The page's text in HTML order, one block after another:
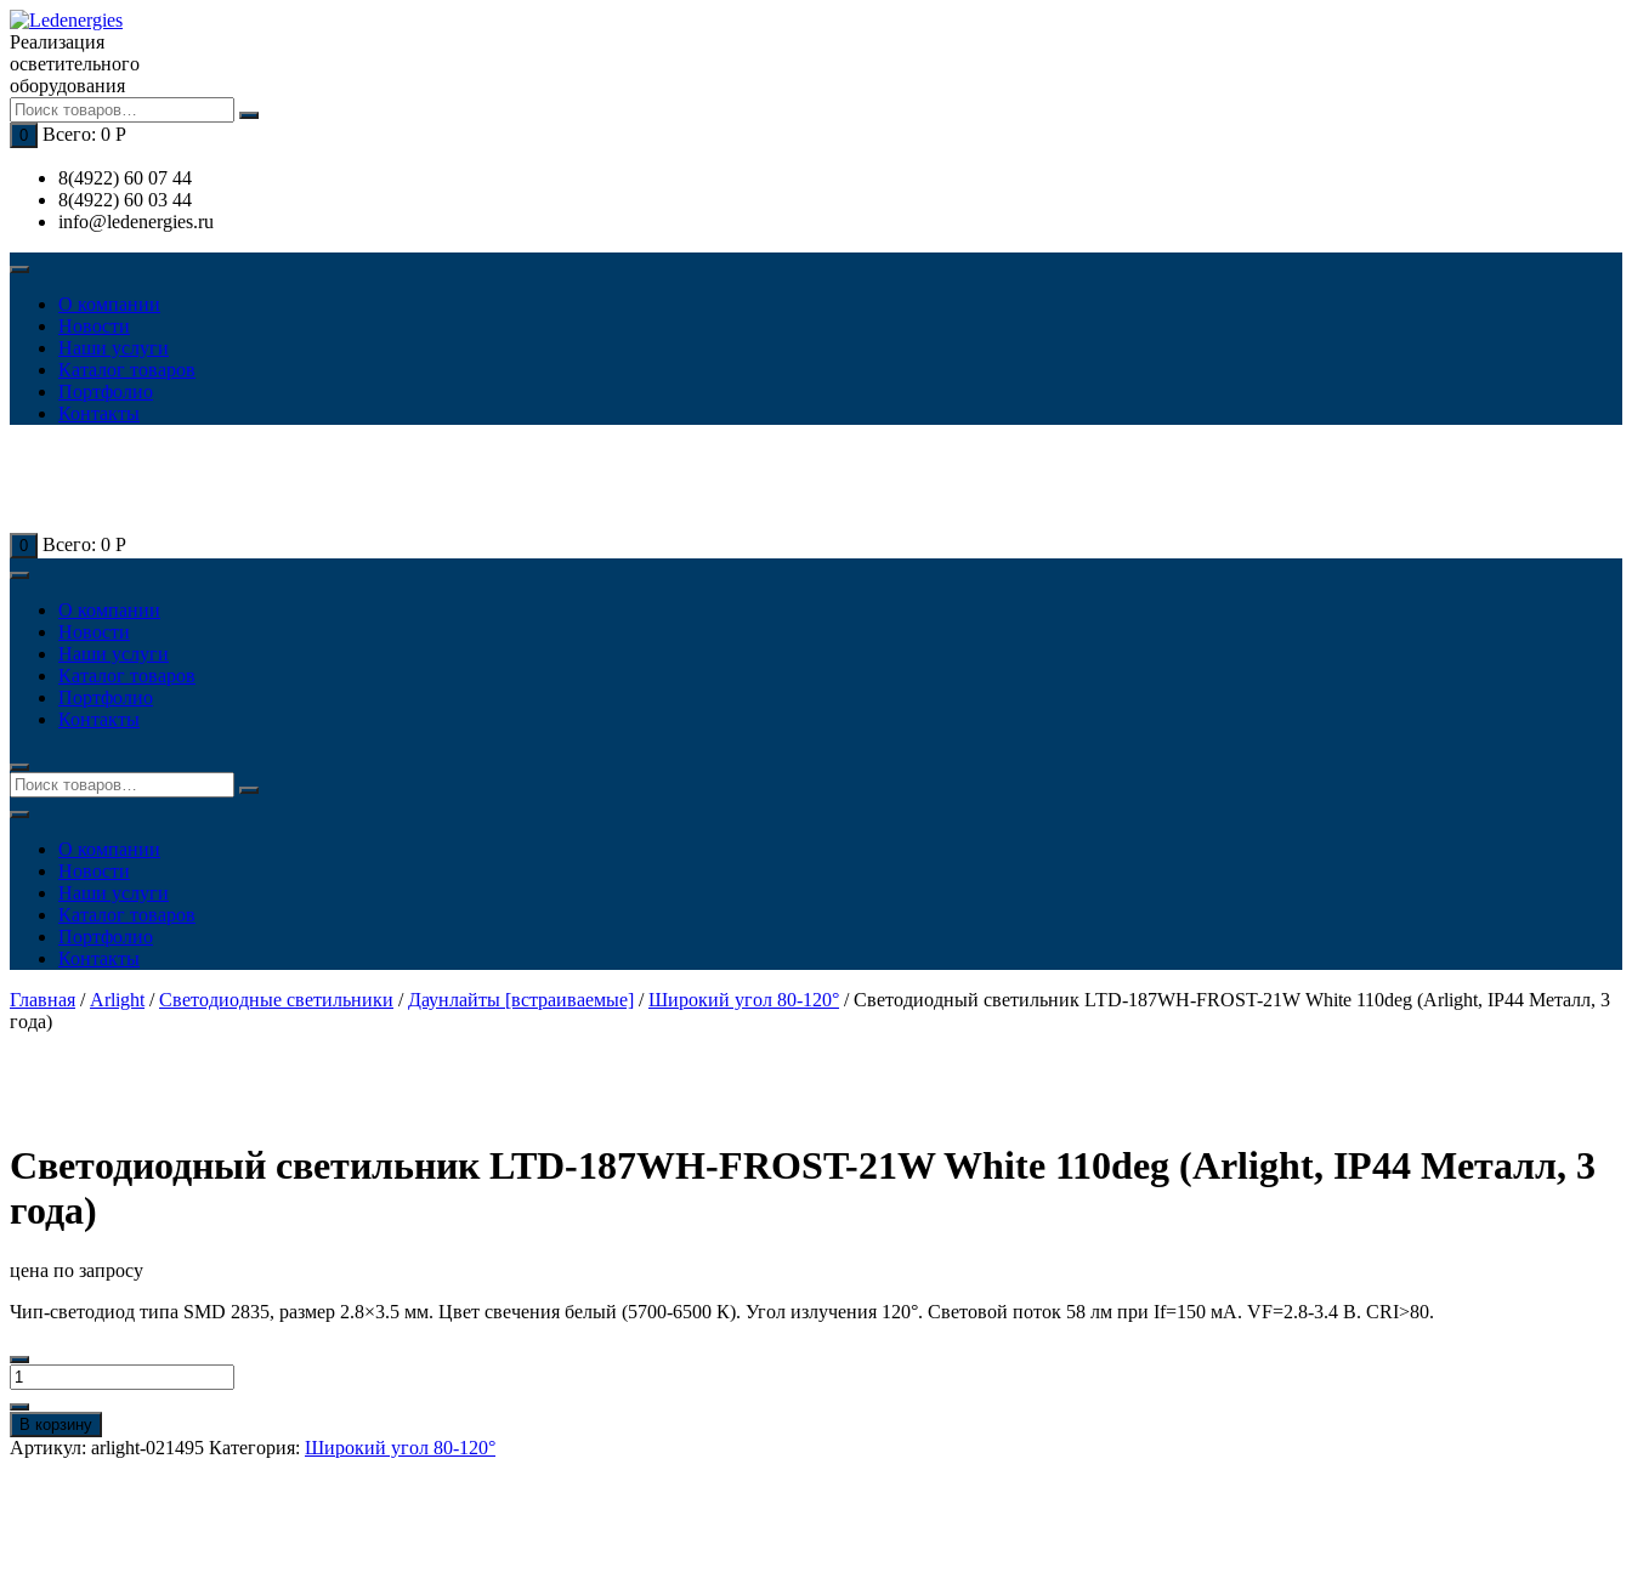
Перейти
к
содержимому
Реализация
осветительного
оборудования
0 Всего: 0 Р
8(4922) 60 07 44
8(4922) 60 03 44
info@ledenergies.ru
О компании
Новости
Наши услуги
Каталог товаров
Портфолио
Контакты
0 Всего: 0 Р
О компании
Новости
Наши услуги
Каталог товаров
Портфолио
Контакты
О компании
Новости
Наши услуги
Каталог товаров
Портфолио
Контакты
Главная / Arlight /Светодиодные светильники / Даунлайты [встраиваемые] /Широкий угол 80-120° / Светодиодный светильник LTD-187WH-FROST-21W White 110deg (Arlight, IP44 Металл, 3
года)
Светодиодный светильник LTD-187WH-FROST-21W White 110deg (Arlight, IP44 Металл, 3
года)
цена по запросу
Чип-светодиод типа SMD 2835, размер 2.8×3.5 мм. Цвет свечения белый (5700-6500 К). Угол излучения 120°. Световой поток 58 лм при If=150 мА. VF=2.8-3.4 В. CRI>80.
Количество
товара
Светодиодный
светильник
LTD-
В корзину
Артикул: arlight-021495 Категория: Широкий угол 80-120°